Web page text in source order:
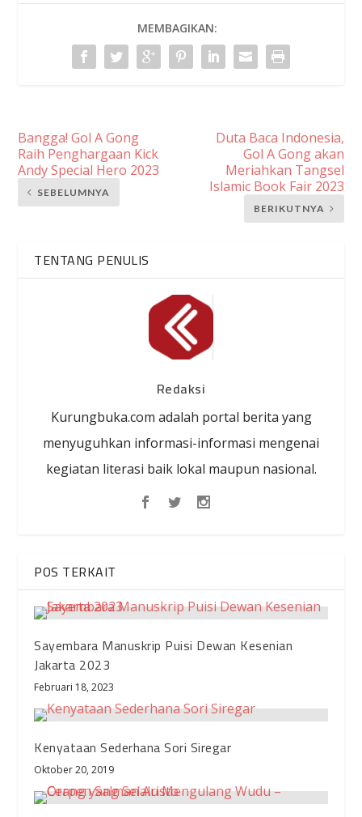
MEMBAGIKAN:
Bangga! Gol A Gong
Raih Penghargaan Kick
Andy Special Hero 2023
SEBELUMNYA
Duta Baca Indonesia,
Gol A Gong akan
Meriahkan Tangsel
Islamic Book Fair 2023
BERIKUTNYA
TENTANG PENULIS
Redaksi
Kurungbuka.com adalah portal berita yang
menyuguhkan informasi-informasi mengenai
kegiatan literasi baik lokal maupun nasional.
POS TERKAIT
Sayembara Manuskrip Puisi Dewan Kesenian
Jakarta 2023
Februari 18, 2023
Kenyataan Sederhana Sori Siregar
Oktober 20, 2019